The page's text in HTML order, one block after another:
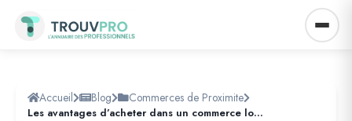
Accueil Blog Commerces de Proximite
Les avantages d’acheter dans un commerce local